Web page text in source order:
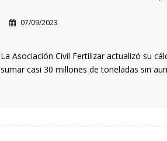
07/09/2023
La Asociación Civil Fertilizar actualizó su
sumar casi 30 millones de toneladas sin